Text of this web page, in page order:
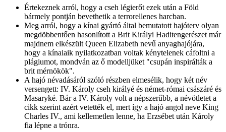
Értekeznek arról, hogy a cseh légierőt ezek után a Föld
bármely pontján bevethetik a terrorellenes harcban.
Meg arról, hogy a kínai gyártó által bemutatott hajóterv olyan
megdöbbentően hasonlított a Brit Királyi Haditengerészet már
majdnem elkészült Queen Elizabeth nevű anyaghajójára,
hogy a kínaiaik nyilatkozatban voltak kénytelenek cáfoltni a
plágiumot, mondván az ő modelljüket "csupán inspirálták a
brit mérnökök".
A hajó névadásáról szóló részben elmesélik, hogy két név
versengett: IV. Károly cseh királyé és német-római császáré és
Masaryké. Bár a IV. Károly volt a népszerűbb, a névötletet a
cikk szerint azért vetették el, mert így a hajó angol neve King
Charles IV., ami kellemetlen lenne, ha Erzsébet után Károly
fia lépne a trónra.